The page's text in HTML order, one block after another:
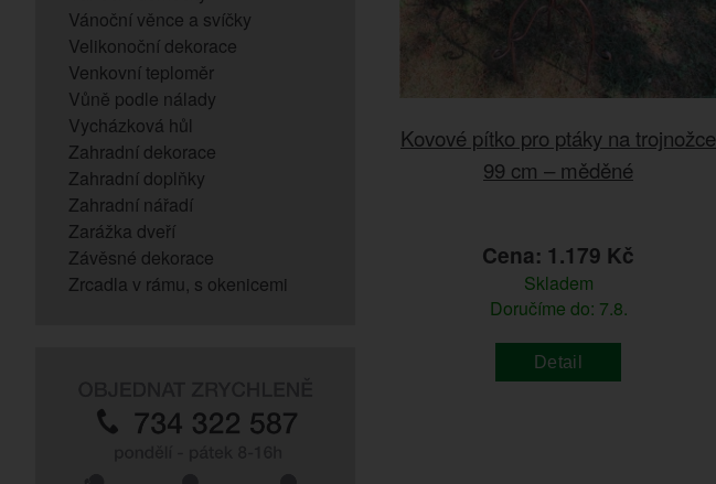
Vánoční věnce a svíčky
Velikonoční dekorace
Venkovní teploměr
Vůně podle nálady
Vycházková hůl
Zahradní dekorace
Zahradní doplňky
Zahradní nářadí
Zarážka dveří
Závěsné dekorace
Zrcadla v rámu, s okenicemi
Kovové pítko pro ptáky na trojnožce
99 cm – měděné
Cena: 1.179 Kč
Skladem
Doručíme do: 7.8.
Detail